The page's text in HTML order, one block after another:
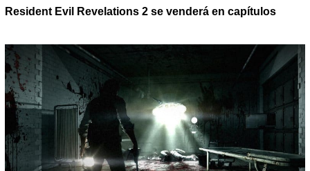
Resident Evil Revelations 2 se venderá en capítulos